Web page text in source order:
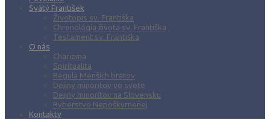
Svätý František
Životopis sv. Františka
Chronológia života sv. Františka
Testament sv. Františka
O nás
Charizma
Spiritualita
Regula Menších bratov
Dejiny minoritov vo svete
Dejiny minoritov na Slovensku
Rytierstvo Nepoškvrnenej
Kontakty